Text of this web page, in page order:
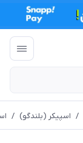
/ اسپیکر (بلندگو) /